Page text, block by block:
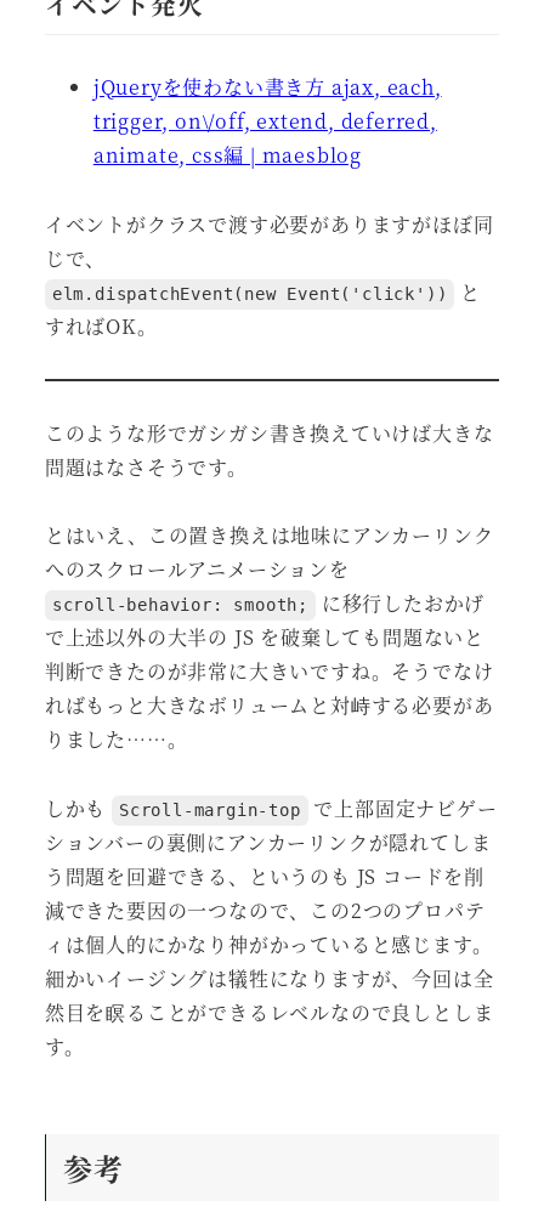
jQueryを使わない書き方 ajax, each,
trigger, on\/off, extend, deferred,
animate, css編 | maesblog
イベントがクラスで渡す必要がありますがほぼ同
じで、
elm.dispatchEvent(new Event('click'))
と
すればOK。
このような形でガシガシ書き換えていけば大きな
問題はなさそうです。
とはいえ、この置き換えは地味にアンカーリンク
へのスクロールアニメーションを
scroll-behavior: smooth;
に移行したおかげ
で上述以外の大半の JS を破棄しても問題ないと
判断できたのが非常に大きいですね。そうでなけ
ればもっと大きなボリュームと対峙する必要があ
りました……。
しかも Scroll-margin-top
で上部固定ナビゲー
ションバーの裏側にアンカーリンクが隠れてしま
う問題を回避できる、というのも JS コードを削
減できた要因の一つなので、この2つのプロパテ
ィは個人的にかなり神がかっていると感じます。
細かいイージングは犠牲になりますが、今回は全
然目を瞑ることができるレベルなので良しとしま
す。
参考